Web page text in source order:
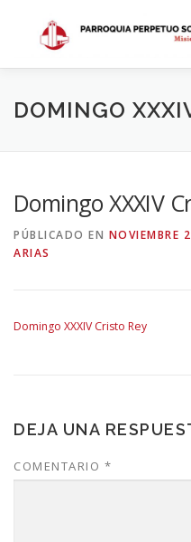
contenido
INICIO DÓNDE
SACRAMENTOS
DOMINGO
Domingo XXXIV
PÚBLICADO EN NOVIEMBRE
ARIAS
Domingo XXXIV Cristo Rey
DEJA UNA
COMENTARIO *